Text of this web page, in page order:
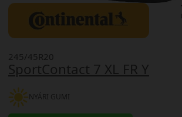
SportContact 7 XL FR Y
245/45R20
NYÁRI GUMI